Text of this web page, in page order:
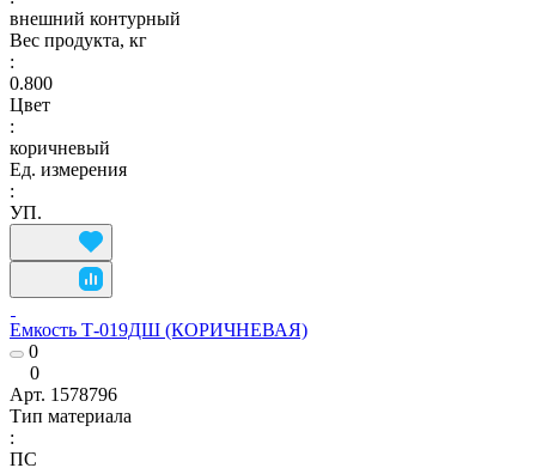
внешний контурный
Вес продукта, кг
:
0.800
Цвет
:
коричневый
Ед. измерения
:
УП.
Емкость Т-019ДШ (КОРИЧНЕВАЯ)
0
0
Арт. 1578796
Тип материала
:
ПС